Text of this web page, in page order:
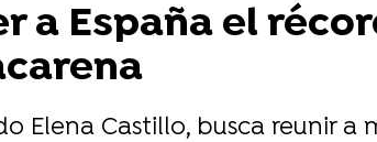
a España el
Castillo, busca reunir a